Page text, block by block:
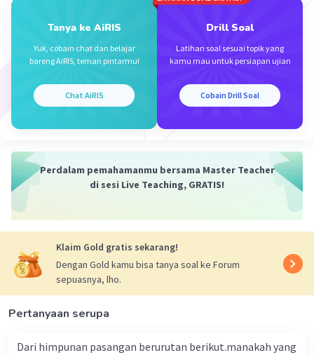
Tanya ke AiRIS
Yuk, cobain chat dan belajar
bareng AiRIS, teman pintarmu!
Chat AiRIS
Drill Soal
Latihan soal sesuai topik yang
kamu mau untuk persiapan ujian
Cobain Drill Soal
Perdalam pemahamanmu bersama Master Teacher
di sesi Live Teaching, GRATIS!
Klaim Gold gratis sekarang!
Dengan Gold kamu bisa tanya soal ke Forum
sepuasnya, lho.
Pertanyaan serupa
Dari himpunan pasangan berurutan berikut.manakah yang